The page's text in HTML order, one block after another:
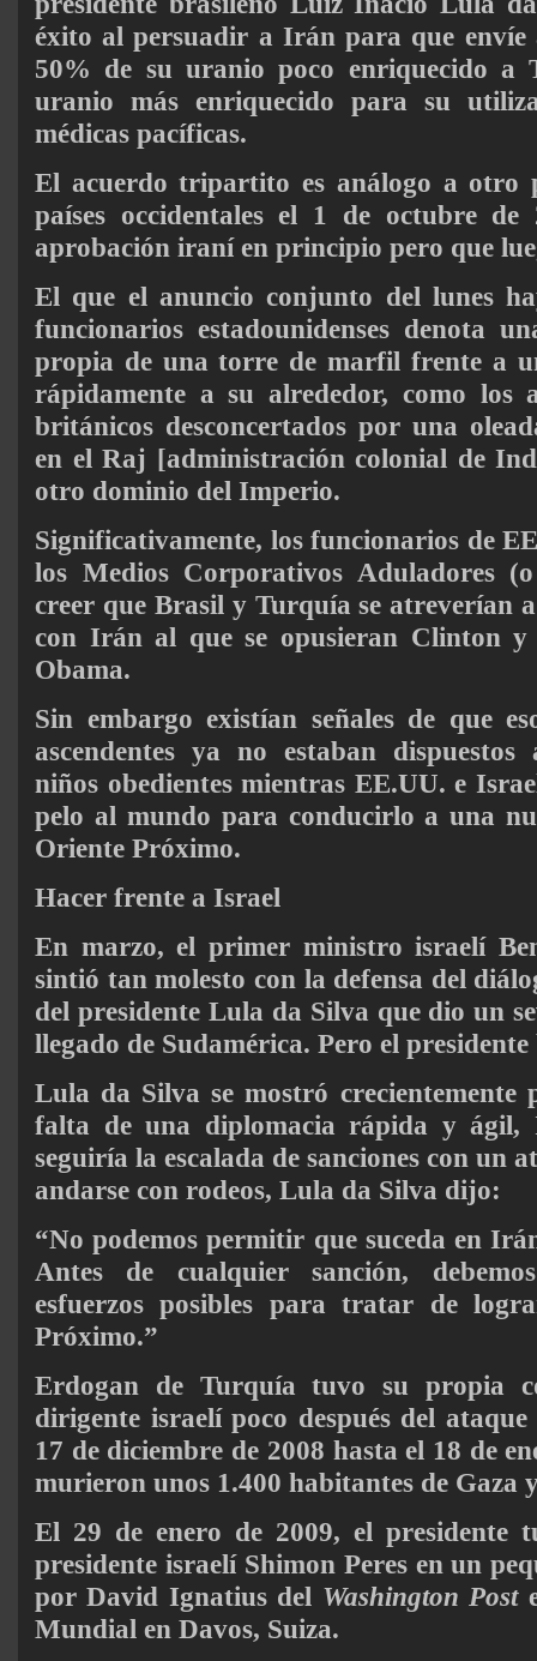
éxito al persuadir a Irán para que envíe
50% de su uranio poco enriquecido a
uranio más enriquecido para su
médicas pacíficas.
El acuerdo tripartito es análogo a otro
países occidentales el 1 de octubre
aprobación iraní en principio pero que
El que el anuncio conjunto del lunes
funcionarios estadounidenses denota
propia de una torre de marfil frente a
rápidamente a su alrededor, como los
británicos desconcertados por una
en el Raj [administración colonial de
otro dominio del Imperio.
Significativamente, los funcionarios de
los Medios Corporativos Aduladores
creer que Brasil y Turquía se atreverían
con Irán al que se opusieran Clinton y
Obama.
Sin embargo existían señales de que
ascendentes ya no estaban
niños obedientes mientras EE.UU. e
pelo al mundo para conducirlo a una
Oriente Próximo.
Hacer frente a Israel
En marzo, el primer ministro israelí
sintió tan molesto con la defensa del
del presidente Lula da Silva que dio un
llegado de Sudamérica. Pero el
Lula da Silva se mostró crecientemente
falta de una diplomacia rápida y ágil,
seguiría la escalada de sanciones con un
andarse con rodeos, Lula da Silva dijo:
“No podemos permitir que suceda en
Antes de cualquier sanción,
esfuerzos posibles para tratar de
Próximo.”
Erdogan de Turquía tuvo su propia
dirigente israelí poco después del
17 de diciembre de 2008 hasta el 18 de
murieron unos 1.400 habitantes de Gaza
El 29 de enero de 2009, el presidente
presidente israelí Shimon Peres en un
por David Ignatius del Washington Post
Mundial en Davos, Suiza.